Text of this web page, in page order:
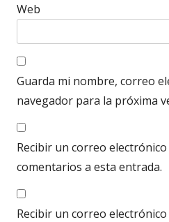
Web
Guarda mi nombre, correo
navegador para la próxima
Recibir un correo
comentarios a esta entrada.
Recibir un correo electrónico